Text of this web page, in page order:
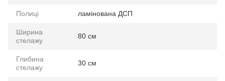
Полиці ламінована ДСП
Ширина
стелажу
80 см
Глибина
стелажу
30 см